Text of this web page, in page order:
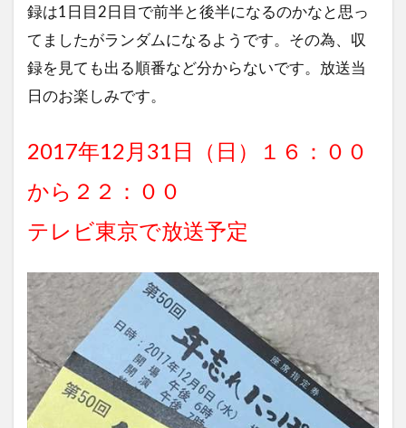
録は1日目2日目で前半と後半になるのかなと思っ
てましたがランダムになるようです。その為、収
録を見ても出る順番など分からないです。放送当
日のお楽しみです。
2017年12月31日（日）１６：００
から２２：００
テレビ東京で放送予定